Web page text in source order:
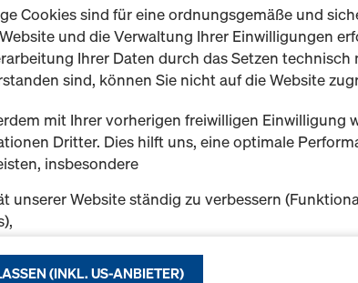
Neu
Menge
Art.-nr.
Cookies sind für eine ordnungsgemäße und
und die Verwaltung Ihrer Einwilligungen
Ihrer Daten durch das Setzen
sind, können Sie nicht auf die Website
mit Ihrer vorherigen freiwilligen Einwilligung
Dritter. Dies hilft uns, eine optimale
insbesondere
unserer Website ständig zu verbessern
und Statistik-Cookies) oder
(INKL. US-ANBIETER)